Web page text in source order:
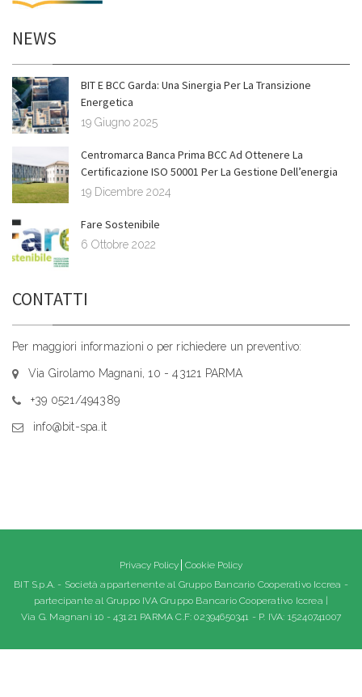
NEWS
BIT E BCC Garda: Una Sinergia Per La Transizione
Energetica
19 Giugno 2025
Centromarca Banca Prima BCC Ad Ottenere La
Certificazione ISO 50001 Per La Gestione Dell’energia
19 Dicembre 2024
Fare Sostenibile
6 Ottobre 2022
CONTATTI
Per maggiori informazioni o per richiedere un preventivo:
Via Girolamo Magnani, 10 - 43121 PARMA
+39 0521/494389
info@bit-spa.it
Privacy Policy Cookie Policy
BIT S.p.A. - Società appartenente al Gruppo Bancario Cooperativo Iccrea -
partecipante al Gruppo IVA Gruppo Bancario Cooperativo Iccrea |
Via G. Magnani 10 - 43121 PARMA C.F: 02394650341 - P. IVA: 15240741007